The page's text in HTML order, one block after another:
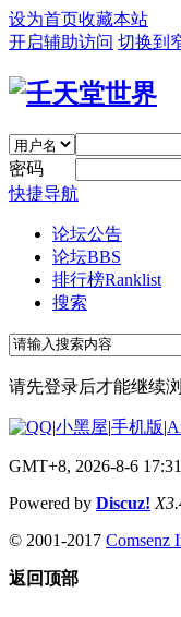
设为首页收藏本站
开启辅助访问 切换到
密码
快捷导航
论坛公告
论坛BBS
排行榜Ranklist
搜索
请先登录后才能继续
|小黑屋|手机版|
GMT+8, 2026-8-6 17:31
Powered by Discuz!
© 2001-2017 Comsenz
返回顶部